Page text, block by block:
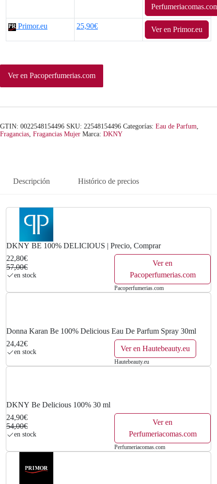
o
o
r
i
n
r
a
:
0
a
c
t
l
2
,
Primor.eu 25,90€ Ver en Primor.eu
Ver en Pacoperfumerias.com
GTIN: 0022548154496 SKU: 22548154496 Categorías: Eau de Parfum
Fragancias Fragancias Mujer Marca: DKNY
Descripción Histórico de precios
DKNY BE 100% DELICIOUS | Precio, Comprar
22,80€
57,00€
en stock
Ver en
Pacoperfumerias.com
Pacoperfumerias.com
Donna Karan Be 100% Delicious Eau De Parfum Spray 30ml
24,42€
en stock Ver en Hautebeauty.eu
Hautebeauty.eu
DKNY Be Delicious 100% 30 ml
24,90€
54,00€
en stock
Ver en
Perfumeriacomas.com
Perfumeriacomas.com